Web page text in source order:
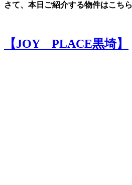
さて、本日ご紹介する物件はこち
【JOY PLACE黒埼】